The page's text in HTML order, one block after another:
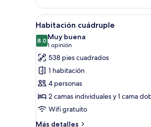
triple
superior,
balcón
Abrir
todas
las
fotos
de
Habitación
cuádruple
6
Habitación cuádruple
8.08.0 de 10
Muy buena
1 opinión
(1
opinión)
538 pies cuadrados
1 habitación
4 personas
2 camas individuales y 1 cama
Wifi gratuito
Más detalles
Más